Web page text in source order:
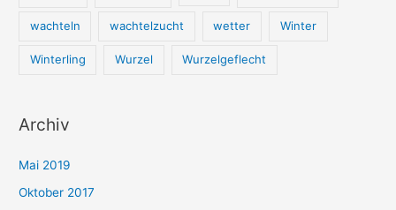
wachteln wachtelzucht wetter Winter
Winterling Wurzel Wurzelgeflecht
Archiv
Mai 2019
Oktober 2017